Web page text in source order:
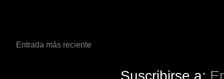
Entrada más reciente
Suscribirse a: